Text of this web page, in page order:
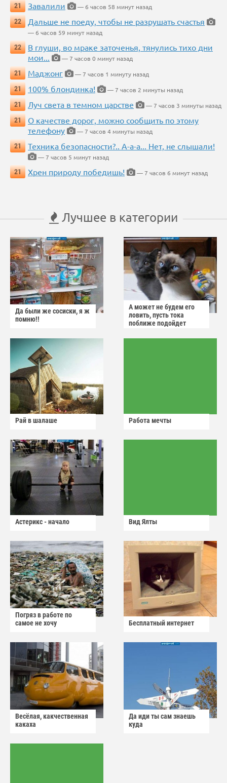
21
Завалили
— 6 часов 58 минут назад
22
Дальше не поеду, чтобы не разрушать счастья
— 6 часов 59 минут назад
22
В глуши, во мраке заточенья, тянулись тихо дни
мои...
— 7 часов 0 минут назад
21
Маджонг
— 7 часов 1 минуту назад
21
100% блондинка!
— 7 часов 2 минуты назад
21
Луч света в темном царстве
— 7 часов 3 минуты назад
21
О качестве дорог, можно сообщить по этому
телефону
— 7 часов 4 минуты назад
21
Техника безопасности?.. А-а-а... Нет, не слышали!
— 7 часов 5 минут назад
21
Хрен природу победишь! — 7 часов 6 минут назад
Лучшее в категории
Да были же сосиски, я ж
помню!!
А может не будем его
ловить, пусть тока
поближе подойдет
Рай в шалаше Работа мечты
Астерикс - начало Вид Ялты
Погряз в работе по
самое не хочу
Бесплатный интернет
Весёлая, какчественная
какаха
Да иди ты сам знаешь
куда